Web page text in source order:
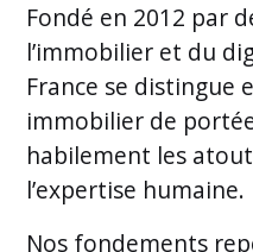
Fondé en 2012 par
l’immobilier et du
France se distingue
immobilier de
habilement les
l’expertise humaine.
Nos fondements